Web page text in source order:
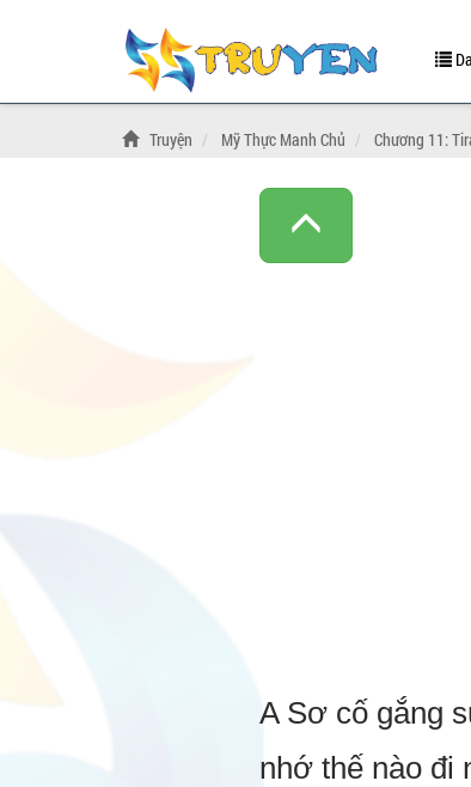
Truyện Mỹ Thực Manh Chủ Chương 11:
A Sơ cố gắng
nhớ thế nào đi